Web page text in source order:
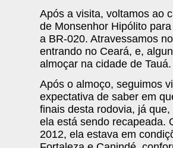
Após a visita, voltamos ao
de Monsenhor Hipólito
a BR-020. Atravessamos
entrando no Ceará, e,
almoçar na cidade de Tauá.
Após o almoço, seguimos
expectativa de saber em
finais desta rodovia, já
ela está sendo recapeada.
2012, ela estava em